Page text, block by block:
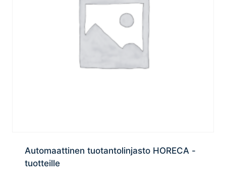
Automaattinen tuotantolinjasto HORECA -
tuotteille